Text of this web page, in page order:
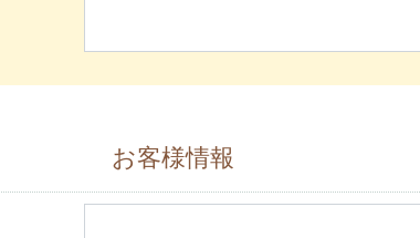
お客様情報